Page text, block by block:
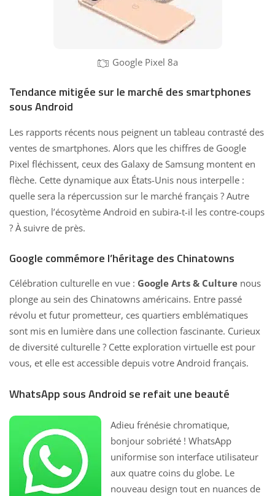
Google Pixel 8a
Tendance mitigée sur le marché des smartphones
sous Android
Les rapports récents nous peignent un tableau contrasté des
ventes de smartphones. Alors que les chiffres de Google
Pixel fléchissent, ceux des Galaxy de Samsung montent en
flèche. Cette dynamique aux États-Unis nous interpelle :
quelle sera la répercussion sur le marché français ? Autre
question, l’écosytème Android en subira-t-il les contre-coups
? À suivre de près.
Google commémore l’héritage des Chinatowns
Célébration culturelle en vue : Google Arts & Culture nous
plonge au sein des Chinatowns américains. Entre passé
révolu et futur prometteur, ces quartiers emblématiques
sont mis en lumière dans une collection fascinante. Curieux
de diversité culturelle ? Cette exploration virtuelle est pour
vous, et elle est accessible depuis votre Android français.
WhatsApp sous Android se refait une beauté
Adieu frénésie chromatique,
bonjour sobriété !WhatsApp
uniformise son interface utilisateur
aux quatre coins du globe. Le
nouveau design tout en nuances de